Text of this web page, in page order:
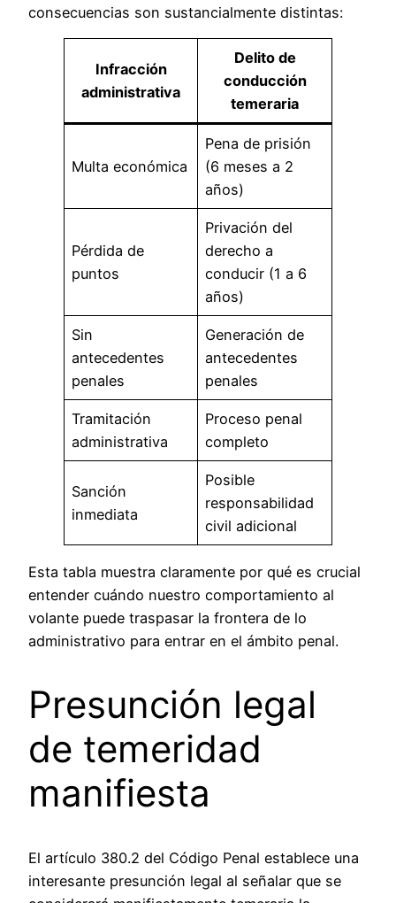
consecuencias son sustancialmente distintas:
Infracción
administrativa
Delito de
conducción
temeraria
Multa económica
Pena de prisión
(6 meses a 2
años)
Pérdida de
puntos
Privación del
derecho a
conducir (1 a 6
años)
Sin
antecedentes
penales
Generación de
antecedentes
penales
Tramitación
administrativa
Proceso penal
completo
Sanción
inmediata
Posible
responsabilidad
civil adicional
Esta tabla muestra claramente por qué es crucial
entender cuándo nuestro comportamiento al
volante puede traspasar la frontera de lo
administrativo para entrar en el ámbito penal.
Presunción legal
de temeridad
manifiesta
El artículo 380.2 del Código Penal establece una
interesante presunción legal al señalar que se